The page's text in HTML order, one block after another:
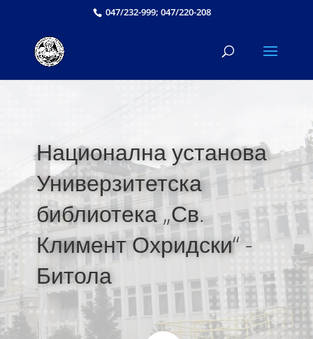
047/232-999; 047/220-208
Национална установа
Универзитетска
библиотека „Св.
Климент Охридски“ -
Битола